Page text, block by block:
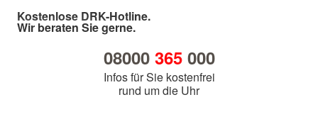
Kostenlose DRK-Hotline.
Wir beraten Sie gerne.
08000 365000
Infos für Sie kostenfrei
rund um die Uhr